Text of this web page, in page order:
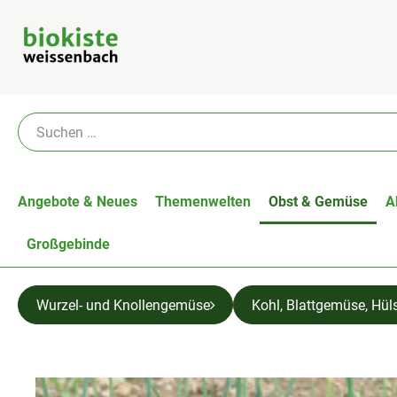
Angebote & Neues Themenwelten Obst & Gemüse
Großgebinde
Wurzel- und Knollengemüse Kohl, Blattgemüse,